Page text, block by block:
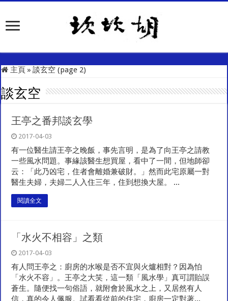
主頁 » 談玄空 (page 2)
談玄空
王亭之番邦談玄學
2017-04-03
有一位醫生請王亭之晚飯，事先言明，是為了向王亭之請教
一些風水問題。事緣該醫生想買屋，看中了一間，但地師卻
云：「此乃凶宅，住者會離婚兼破財。」然而此宅原屬一對
醫生夫婦，夫婦二人入住三年，住到想換大屋。 ...
閱讀全文
「水火不相容」之類
2017-04-03
有人問王亭之：廚房的水喉是否不宜與火爐相對？因為怕
「水火不容」。王亭之大笑，這一類「風水學」真可謂貽誤
蒼生。隨便找一句俗語，就附會於風水之上，又居然有人
信，真的令人佩服。試看看從前的住宅，廚房一定對著...